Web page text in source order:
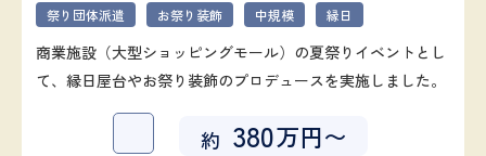
祭り団体派遣 お祭り装飾 中規模 縁日
商業施設（大型ショッピングモール）の夏祭りイベントとし
て、縁日屋台やお祭り装飾のプロデュースを実施しました。
約 380万円〜